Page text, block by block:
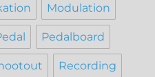
Modulation
Pedalboard
Recording